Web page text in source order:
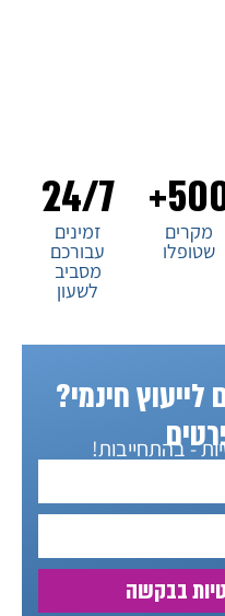
מקרים
שטופלו
24/7
זמינים
עבורכם
מסביב
לשעון
חינמי?
בבקשה